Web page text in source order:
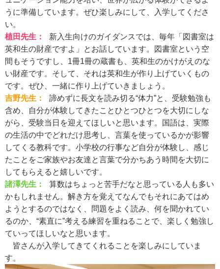
うに準備しています。ぜひ楽しみにして、入学してくださ
い。
植田先生：
新入生向けのガイダンスでは、毎年「図書室は
英和生の財産ですよ」とお話しています。図書室という空
間もそうですし、1冊1冊の蔵書も、英和生のかけがえのな
い財産です。そして、それは英和生が作り上げていくもの
です。ぜひ、一緒に作り上げていきましょう。
吉野先生：
諦めずに長文を読み切る“体力”と、受験勉強も
含め、自分が体験してきたことひとつひとつを大切にしな
がら、受験当日を迎えてほしいと思います。国語は、実際
の生活の中でどれだけ思考し、言葉を使っているかが影響
してくる教科です。小学校の行事など自分が体験し、感じ
たことをご家族やお友達と言葉で分かちあう時間を大切に
してもらえると嬉しいです。
諸澤先生：
算数はちょっと苦手だなと思っている人も多い
かもしれません。解き方を覚えてなんでもそれにあてはめ
ようとするのではなく、問題をよく読み、何を聞かれてい
るのか、“素直に”考える練習を重ねることで、楽しく勉強し
ていってほしいなと思います。
皆さんが入学してきてくれることを楽しみにしていま
す。